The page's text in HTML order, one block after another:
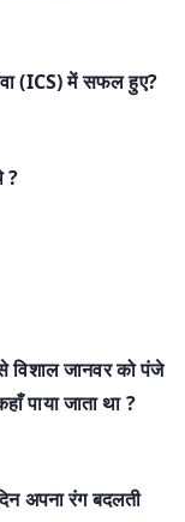
(ICS) में सफल हुए?
?
विशाल जानवर को पंजे
पाया जाता था ?
अपना रंग बदलती